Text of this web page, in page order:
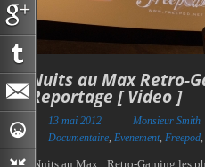
Nuits au Max Retro-
Reportage [ Video ]
13 mai 2012 Monsieur Smith
Documentaire, Evenement, Freepod,
Nuits au Max : Retro-Gaming les